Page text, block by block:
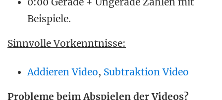
Beispiele.
Sinnvolle Vorkenntnisse:
Addieren Video, Subtraktion Video
Probleme beim Abspielen der Videos?